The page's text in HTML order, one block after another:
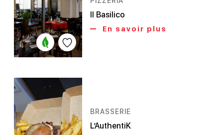
Il Basilico
En savoir plus
BRASSERIE
L’AuthentiK